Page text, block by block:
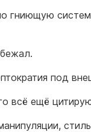
гниющую
под
всё ещё